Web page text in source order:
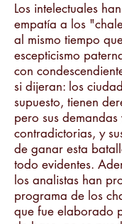
Los intelectuales
empatía a los
al mismo tiempo
escepticismo
con
si dijeran: los
supuesto, tienen
pero sus
contradictorias, y
de ganar esta
todo evidentes.
los analistas han
programa de los
que fue elaborado